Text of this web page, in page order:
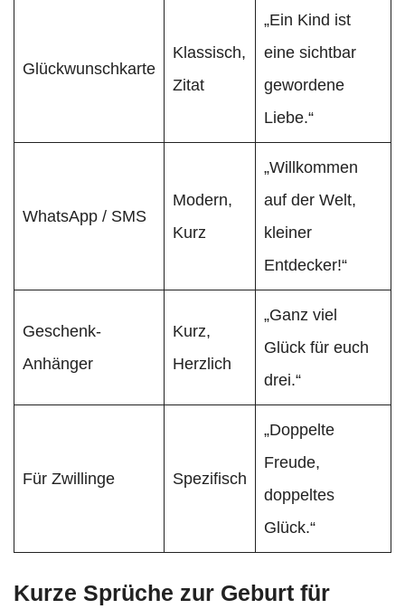
Glückwunschkarte
Klassisch,
Zitat
„Ein Kind ist
eine sichtbar
gewordene
Liebe.“
WhatsApp / SMS
Modern,
Kurz
„Willkommen
auf der Welt,
kleiner
Entdecker!“
Geschenk-
Anhänger
Kurz,
Herzlich
„Ganz viel
Glück für euch
drei.“
Für Zwillinge Spezifisch
„Doppelte
Freude,
doppeltes
Glück.“
Kurze Sprüche zur Geburt für